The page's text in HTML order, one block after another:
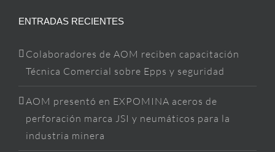
ENTRADAS RECIENTES
Colaboradores de AOM reciben capacitación
Técnica Comercial sobre Epps y seguridad
AOM presentó en EXPOMINA aceros de
perforación marca JSI y neumáticos para la
industria minera